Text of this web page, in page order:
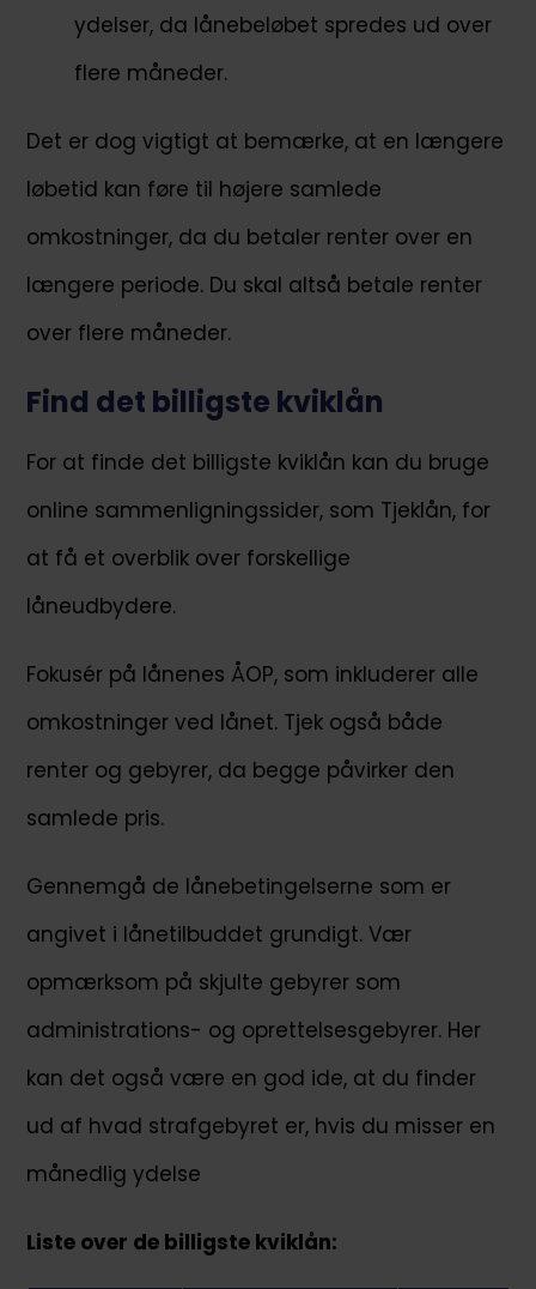
ydelser, da lånebeløbet spredes ud over
flere måneder.
Det er dog vigtigt at bemærke, at en længere
løbetid kan føre til højere samlede
omkostninger, da du betaler renter over en
længere periode. Du skal altså betale renter
over flere måneder.
Find det billigste kviklån
For at finde det billigste kviklån kan du bruge
online sammenligningssider, som Tjeklån, for
at få et overblik over forskellige
låneudbydere.
Fokusér på lånenes ÅOP, som inkluderer alle
omkostninger ved lånet. Tjek også både
renter og gebyrer, da begge påvirker den
samlede pris.
Gennemgå de lånebetingelserne som er
angivet i lånetilbuddet grundigt. Vær
opmærksom på skjulte gebyrer som
administrations- og oprettelsesgebyrer. Her
kan det også være en god ide, at du finder
ud af hvad strafgebyret er, hvis du misser en
månedlig ydelse
Liste over de billigste kviklån: